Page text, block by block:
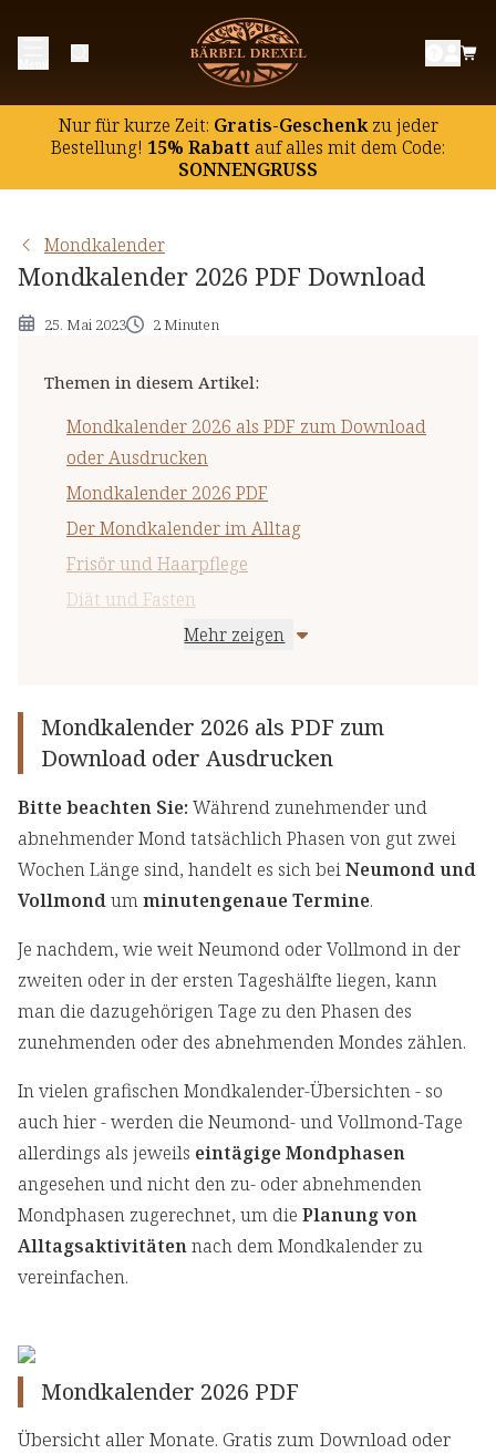
Nur für kurze Zeit: Gratis-Geschenkzu jeder
Bestellung! 15% Rabatt auf alles mit dem Code:
SONNENGRUSS
Mondkalender
Mondkalender 2026 PDF Download
25. Mai 2023 2 Minuten
Themen in diesem Artikel:
Mondkalender 2026 als PDF zum Download
oder Ausdrucken
Mondkalender 2026 PDF
Der Mondkalender im Alltag
Frisör und Haarpflege
Diät und Fasten
Planbare Zahnbehandlungen
Mehr zeigen
Mondkalender 2026 als PDF zum Download
oder Ausdrucken
Mondkalender 2026 PDF
Der Mondkalender im Alltag
Frisör und Haarpflege
Planbare Zahnbehandlungen
Planbare Operationen
Mondkalender 2026 als PDF zum
Download oder Ausdrucken
Bitte beachten Sie: Während zunehmender und
abnehmender Mond tatsächlich Phasen von gut zwei
Wochen Länge sind, handelt es sich beiNeumond und
Vollmondumminutengenaue Termine.
Je nachdem, wie weit Neumond oder Vollmond in der
zweiten oder in der ersten Tageshälfte liegen, kann
man die dazugehörigen Tage zu den Phasen des
zunehmenden oder des abnehmenden Mondes zählen.
In vielen grafischen Mondkalender-Übersichten - so
auch hier - werden die Neumond- und Vollmond-Tage
allerdings als jeweils eintägige Mondphasen
angesehen und nicht den zu- oder abnehmenden
Mondphasen zugerechnet, um die Planung von
Alltagsaktivitätennach dem Mondkalender zu
vereinfachen.
Mondkalender 2026 PDF
Übersicht aller Monate. Gratis zum Download oder